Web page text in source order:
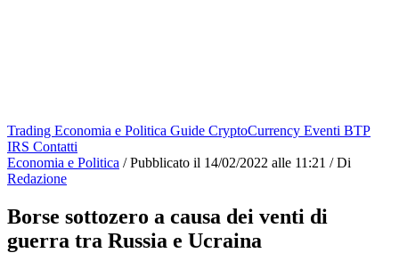
Trading Economia e Politica Guide CryptoCurrency Eventi BTP
IRS Contatti
Economia e Politica / Pubblicato il 14/02/2022 alle 11:21 / Di
Redazione
Borse sottozero a causa dei venti di
guerra tra Russia e Ucraina